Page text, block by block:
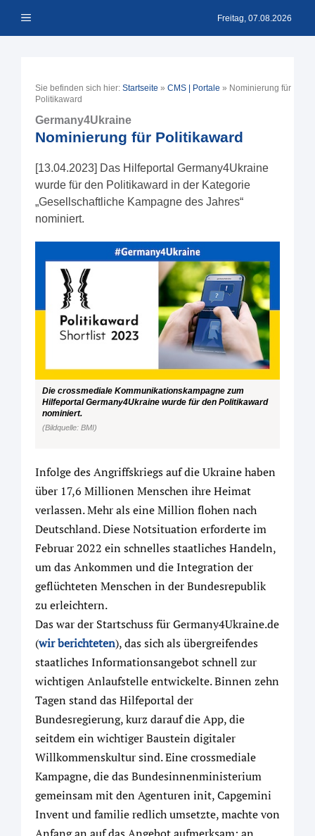
Inhalt Menü Freitag, 07.08.2026
Sie befinden sich hier: Startseite » CMS | Portale » Nominierung für
Politikaward
Germany4Ukraine
Nominierung für Politikaward
[13.04.2023] Das Hilfeportal Germany4Ukraine
wurde für den Politikaward in der Kategorie
„Gesellschaftliche Kampagne des Jahres“
nominiert.
Die crossmediale Kommunikationskampagne zum
Hilfeportal Germany4Ukraine wurde für den Politikaward
nominiert.
(Bildquelle: BMI)
Infolge des Angriffskriegs auf die Ukraine haben
über 17,6 Millionen Menschen ihre Heimat
verlassen. Mehr als eine Million flohen nach
Deutschland. Diese Notsituation erforderte im
Februar 2022 ein schnelles staatliches Handeln,
um das Ankommen und die Integration der
geflüchteten Menschen in der Bundesrepublik
zu erleichtern.
Das war der Startschuss für Germany4Ukraine.de
(wir berichteten), das sich als übergreifendes
staatliches Informationsangebot schnell zur
wichtigen Anlaufstelle entwickelte. Binnen zehn
Tagen stand das Hilfeportal der
Bundesregierung, kurz darauf die App, die
seitdem ein wichtiger Baustein digitaler
Willkommenskultur sind. Eine crossmediale
Kampagne, die das Bundesinnenministerium
gemeinsam mit den Agenturen init, Capgemini
Invent und familie redlich umsetzte, machte von